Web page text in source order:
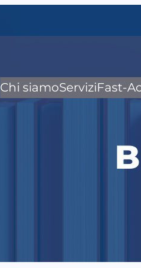
Chi siamoServiziFast-